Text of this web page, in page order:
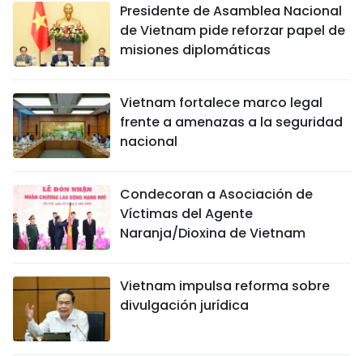
Presidente de Asamblea Nacional
de Vietnam pide reforzar papel de
misiones diplomáticas
Vietnam fortalece marco legal
frente a amenazas a la seguridad
nacional
Condecoran a Asociación de
Víctimas del Agente
Naranja/Dioxina de Vietnam
Vietnam impulsa reforma sobre
divulgación jurídica